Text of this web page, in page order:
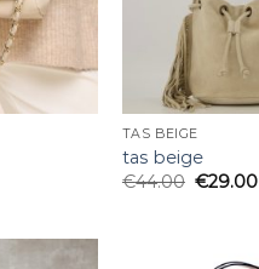
TAS BEIGE
tas beige
€44.00 €29.00